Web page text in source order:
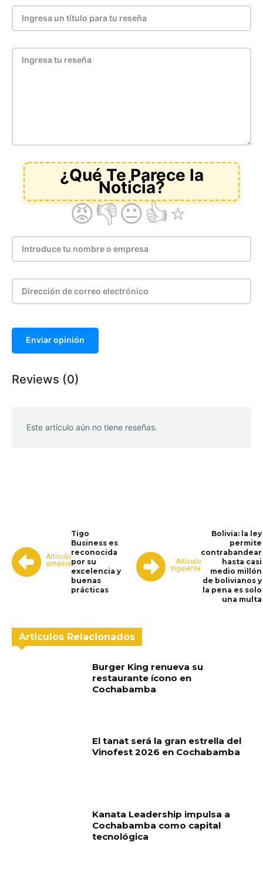
Enviar opinión
Reviews (0)
Este artículo aún no tiene reseñas.
Artículo
anterior
Tigo
Business es
reconocida
por su
excelencia y
buenas
prácticas
Artículo
siguiente
Bolivia: la ley
permite
contrabandear
hasta casi
medio millón
de bolivianos y
la pena es solo
una multa
Articulos Relacionados
Burger King renueva su
restaurante ícono en
Cochabamba
El tanat será la gran estrella del
Vinofest 2026 en Cochabamba
Kanata Leadership impulsa a
Cochabamba como capital
tecnológica